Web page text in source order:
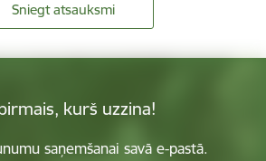
Sniegt atsauksmi
kurš uzzina!
saņemšanai savā e-pastā.